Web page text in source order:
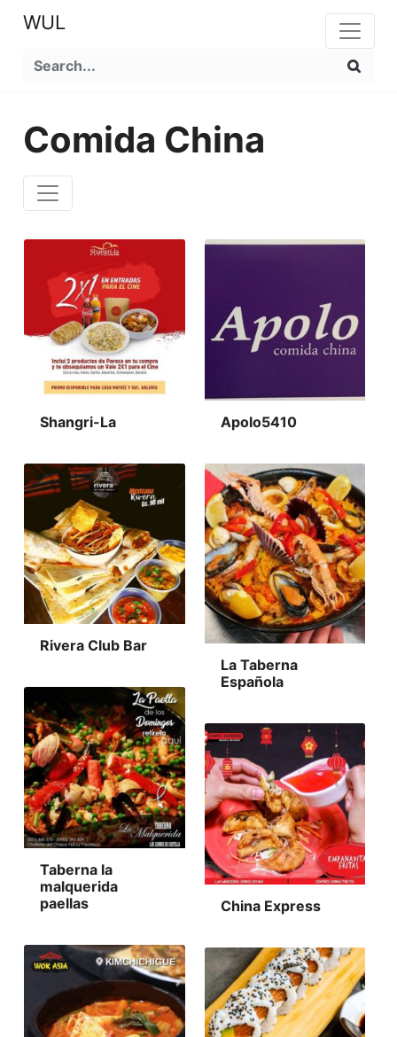
WUL
Comida China
Shangri-La Apolo5410
Rivera Club Bar
La Taberna
Española
Taberna la
malquerida
paellas
China Express